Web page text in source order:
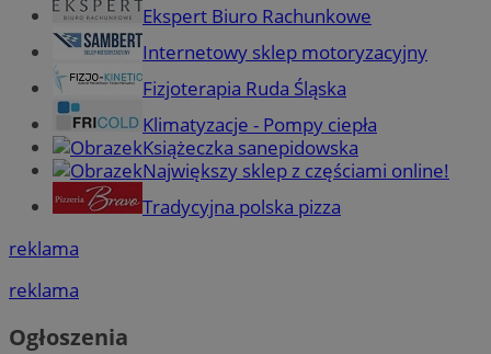
Ekspert Biuro Rachunkowe
Internetowy sklep motoryzacyjny
Fizjoterapia Ruda Śląska
Klimatyzacje - Pompy ciepła
Książeczka sanepidowska
Największy sklep z częściami online!
Tradycyjna polska pizza
reklama
reklama
Ogłoszenia